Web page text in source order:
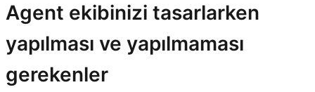
Agent ekibinizi tasarlarken
yapılması ve yapılmaması
gerekenler